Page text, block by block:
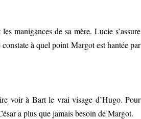
manigances de sa mère. Lucie s’assure
à quel point Margot est hantée par
voir à Bart le vrai visage d’Hugo. Pour
a plus que jamais besoin de Margot.